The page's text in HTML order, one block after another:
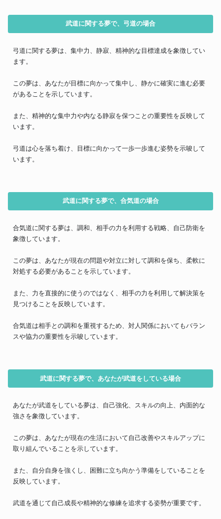
武道に関する夢で、弓道の場合
弓道に関する夢は、集中力、静寂、精神的な目標達成を象徴してい
ます。
この夢は、あなたが目標に向かって集中し、静かに確実に進む必要
があることを示しています。
また、精神的な集中力や内なる静寂を保つことの重要性を反映して
います。
弓道は心を落ち着け、目標に向かって一歩一歩進む姿勢を示唆して
います。
武道に関する夢で、合気道の場合
合気道に関する夢は、調和、相手の力を利用する戦略、自己防衛を
象徴しています。
この夢は、あなたが現在の問題や対立に対して調和を保ち、柔軟に
対処する必要があることを示しています。
また、力を直接的に使うのではなく、相手の力を利用して解決策を
見つけることを反映しています。
合気道は相手との調和を重視するため、対人関係においてもバラン
スや協力の重要性を示唆しています。
武道に関する夢で、あなたが武道をしている場合
あなたが武道をしている夢は、自己強化、スキルの向上、内面的な
強さを象徴しています。
この夢は、あなたが現在の生活において自己改善やスキルアップに
取り組んでいることを示しています。
また、自分自身を強くし、困難に立ち向かう準備をしていることを
反映しています。
武道を通じて自己成長や精神的な修練を追求する姿勢が重要です。